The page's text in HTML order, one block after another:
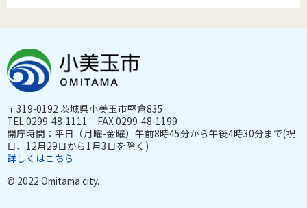
〒319-0192 茨城県小美玉市堅倉835
TEL 0299-48-1111 FAX 0299-48-1199
開庁時間：平日（月曜-金曜）午前8時45分から午後4時30分まで(祝
日、12月29日から1月3日を除く)
詳しくはこちら
© 2022 Omitama city.